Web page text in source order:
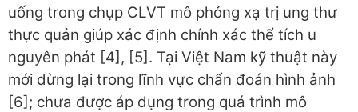
uống trong chụp CLVT mô phỏng xạ trị ung thư
thực quản giúp xác định chính xác thể tích u
nguyên phát [4], [5]. Tại Việt Nam kỹ thuật này
mới dừng lại trong lĩnh vực chẩn đoán hình ảnh
[6]; chưa được áp dụng trong quá trình mô